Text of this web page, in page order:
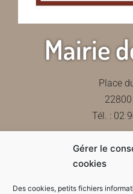
Gérer le
cookies
Des cookies, petits fichiers
Mairie
Place
Tél. : 02
Contactez-nous